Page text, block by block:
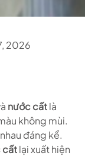
2026
nước cấtlà
không mùi.
đáng kể.
cấtlại xuất hiện